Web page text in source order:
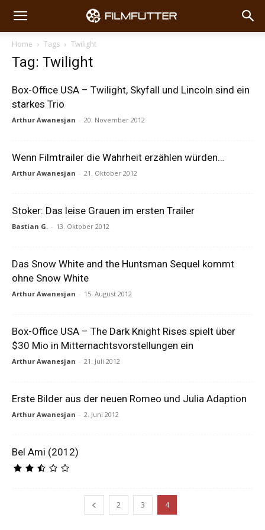
Home Tags Twilight
Tag: Twilight
Box-Office USA – Twilight, Skyfall und Lincoln sind ein
starkes Trio
Arthur Awanesjan - 20. November 2012
Wenn Filmtrailer die Wahrheit erzählen würden…
Arthur Awanesjan - 21. Oktober 2012
Stoker: Das leise Grauen im ersten Trailer
Bastian G. - 13. Oktober 2012
Das Snow White and the Huntsman Sequel kommt
ohne Snow White
Arthur Awanesjan - 15. August 2012
Box-Office USA – The Dark Knight Rises spielt über
$30 Mio in Mitternachtsvorstellungen ein
Arthur Awanesjan - 21. Juli 2012
Erste Bilder aus der neuen Romeo und Julia Adaption
Arthur Awanesjan - 2. Juni 2012
Bel Ami (2012)
2 3 4